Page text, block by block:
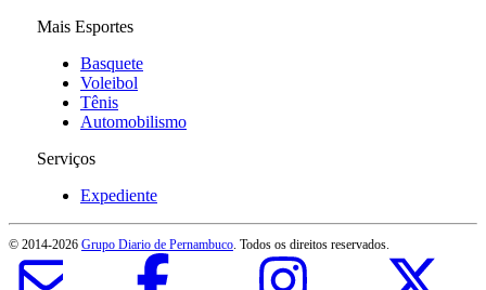
Mais Esportes
Basquete
Voleibol
Tênis
Automobilismo
Serviços
Expediente
© 2014-2026 Grupo Diario de Pernambuco . Todos os direitos reservados.